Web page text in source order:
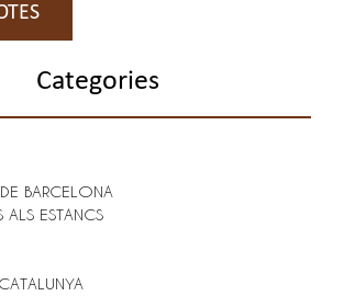
Categories
BARCELONA
ALS ESTANCS